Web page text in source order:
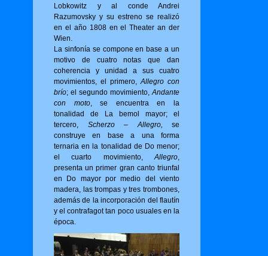
Lobkowitz y al conde Andrei
Razumovsky y su estreno se realizó
en el año 1808 en el Theater an der
Wien.
La sinfonía se compone en base a un
motivo de cuatro notas que dan
coherencia y unidad a sus cuatro
movimientos, el primero,Allegro con
brío; el segundo movimiento,Andante
con moto, se encuentra en la
tonalidad de La bemol mayor; el
tercero, Scherzo – Allegro, se
construye en base a una forma
ternaria en la tonalidad de Do menor;
el cuarto movimiento,Allegro,
presenta un primer gran canto triunfal
en Do mayor por medio del viento
madera, las trompas y tres trombones,
además de la incorporación del flautín
y el contrafagot tan poco usuales en la
época.